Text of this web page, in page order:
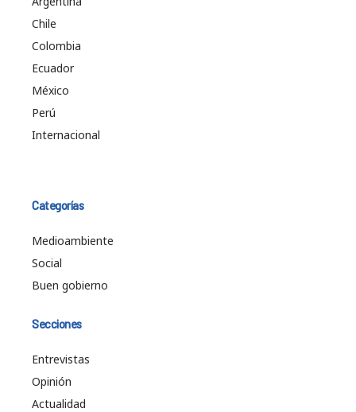
Chile
Colombia
Ecuador
México
Perú
Internacional
Categorías
Medioambiente
Social
Buen gobierno
Secciones
Entrevistas
Opinión
Actualidad